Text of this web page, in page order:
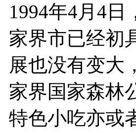
1994年4月4
家界市已经初
展也没有变大
家界国家森林
特色小吃亦或